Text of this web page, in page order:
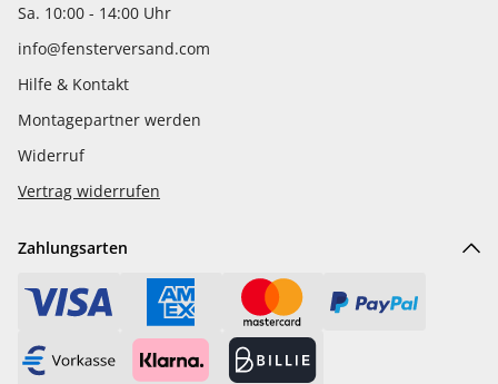
Sa. 10:00 - 14:00 Uhr
info@fensterversand.com
Hilfe & Kontakt
Montagepartner werden
Widerruf
Vertrag widerrufen
Zahlungsarten